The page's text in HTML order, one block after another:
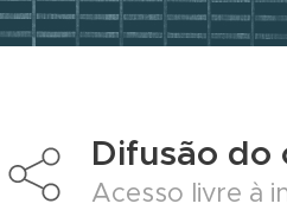
Difusão do
Acesso livre à